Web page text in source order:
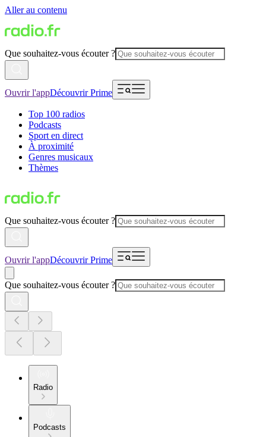
Aller au contenu
Que souhaitez-vous écouter ?
Ouvrir l'appDécouvrir Prime
Top 100 radios
Podcasts
Sport en direct
À proximité
Genres musicaux
Thèmes
Que souhaitez-vous écouter ?
Ouvrir l'appDécouvrir Prime
Que souhaitez-vous écouter ?
Radio
Podcasts